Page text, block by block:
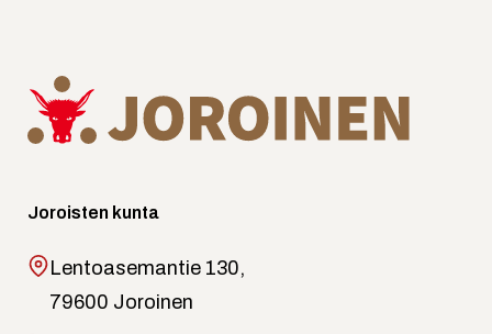
Joroisten kunta
Lentoasemantie 130,
79600 Joroinen